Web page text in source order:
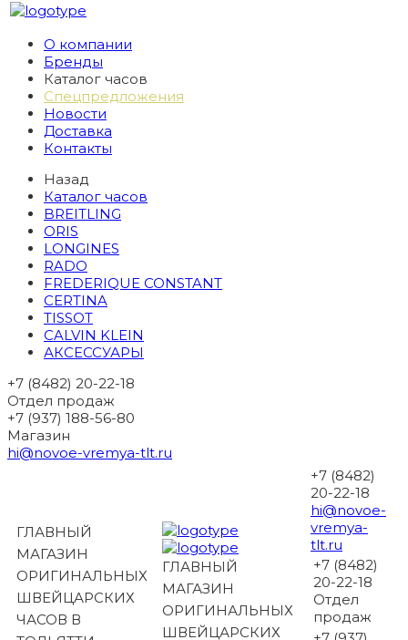
О компании
Бренды
Каталог часов
Спецпредложения
Новости
Доставка
Контакты
Назад
Каталог часов
BREITLING
ORIS
LONGINES
RADO
FREDERIQUE CONSTANT
CERTINA
TISSOT
CALVIN KLEIN
АКСЕССУАРЫ
+7 (8482) 20-22-18
Отдел продаж
+7 (937) 188-56-80
Магазин
hi@novoe-vremya-tlt.ru
ГЛАВНЫЙ
МАГАЗИН
ОРИГИНАЛЬНЫХ
ШВЕЙЦАРСКИХ
ЧАСОВ В
ГЛАВНЫЙ
МАГАЗИН
ОРИГИНАЛЬНЫХ
ШВЕЙЦАРСКИХ
+7 (8482)
20-22-18
hi@novoe-
vremya-
tlt.ru
+7 (8482)
20-22-18
Отдел
продаж